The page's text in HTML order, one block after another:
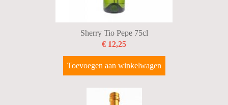
Sherry Tio Pepe 75cl
€ 12,25
Toevoegen aan winkelwagen